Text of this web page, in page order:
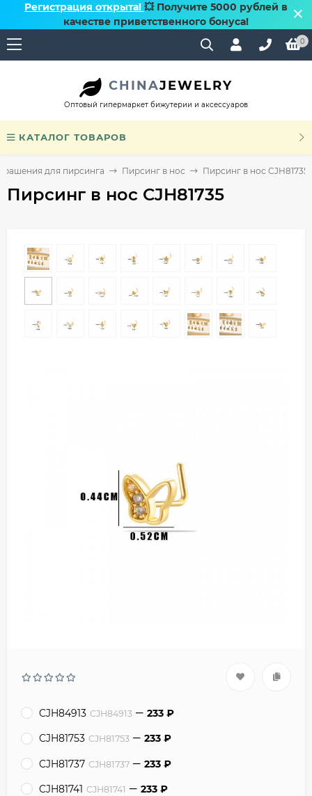
Регистрация открыта! 💥 Получите 5000 рублей в
качестве приветственного бонуса!
0
CHINAJEWELRY
Оптовый гипермаркет бижутерии и аксессуаров
КАТАЛОГ ТОВАРОВ
для пирсинга Пирсинг в нос Пирсинг в нос CJH81735
Пирсинг в нос CJH81735
CJH84913 CJH84913 233 ₽
CJH81753 CJH81753 233 ₽
CJH81737 CJH81737 233 ₽
CJH81741 CJH81741 233 ₽